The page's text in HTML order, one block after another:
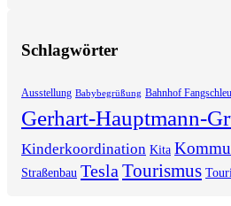
Schlagwörter
Ausstellung Babybegrüßung Bahnhof
Gerhart-Hauptmann-
Kinderkoordination Kita
Straßenbau TeslaTourismus